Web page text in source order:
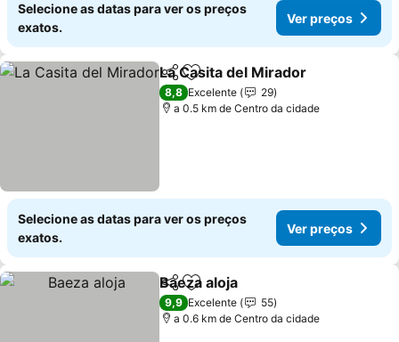
Selecione as datas para ver os preços
exatos.
Ver preços
PartilharAdicionar aos favoritos
La Casita del Mirador
8,8 Excelente
29
a 0.5 km de Centro da cidade
Selecione as datas para ver os preços
exatos.
Ver preços
PartilharAdicionar aos favoritos
Baeza aloja
9,9 Excelente
55
a 0.6 km de Centro da cidade